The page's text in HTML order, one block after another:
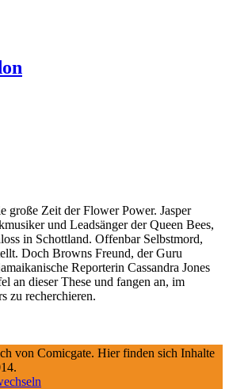
große Zeit der Flower Power. Jasper
und Leadsänger der Queen Bees,
in Schottland. Offenbar Selbstmord,
Doch Browns Freund, der Guru
Reporterin Cassandra Jones
an dieser These und fangen an, im
zu recherchieren.
von Comicgate. Hier finden sich Inhalte